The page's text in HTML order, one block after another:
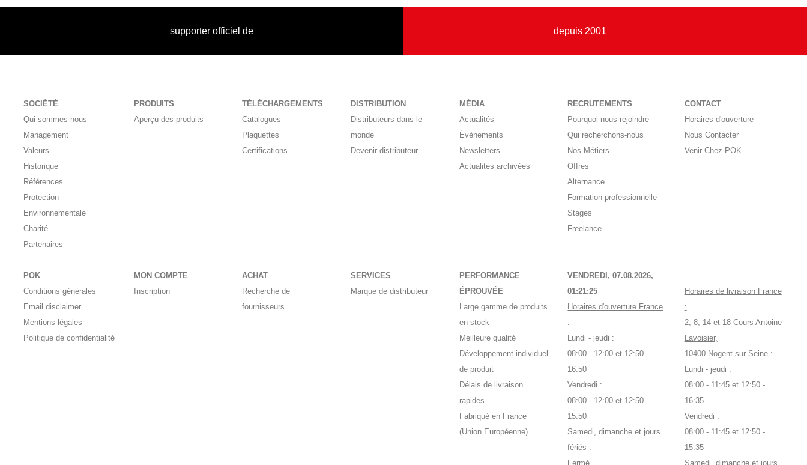
supporter officiel de depuis 2001
SOCIÉTÉ
Qui sommes nous
Management
Valeurs
Historique
Références
Protection
Environnementale
Charité
Partenaires
PRODUITS
Aperçu des produits
TÉLÉCHARGEMENTS
Catalogues
Plaquettes
Certifications
DISTRIBUTION
Distributeurs dans le
monde
Devenir distributeur
MÉDIA
Actualités
Évènements
Newsletters
Actualités archivées
RECRUTEMENTS
Pourquoi nous rejoindre
Qui recherchons-nous
Nos Métiers
Offres
Alternance
Formation professionnelle
Stages
Freelance
CONTACT
Horaires d'ouverture
Nous Contacter
Venir Chez POK
POK
Conditions générales
Email disclaimer
Mentions légales
Politique de confidentialité
MON COMPTE
Inscription
ACHAT
Recherche de
fournisseurs
SERVICES
Marque de distributeur
PERFORMANCE
ÉPROUVÉE
Large gamme de produits
en stock
Meilleure qualité
Développement individuel
de produit
Délais de livraison
rapides
Fabriqué en France
(Union Européenne)
VENDREDI, 07.08.2026,
01:21:25
Horaires d'ouverture France
:
Lundi - jeudi :
08:00 - 12:00 et 12:50 -
16:50
Vendredi :
08:00 - 12:00 et 12:50 -
15:50
Samedi, dimanche et jours
fériés :
Fermé
Horaires de livraison France
:
2, 8, 14 et 18 Cours Antoine
Lavoisier,
10400 Nogent-sur-Seine :
Lundi - jeudi :
08:00 - 11:45 et 12:50 -
16:35
Vendredi :
08:00 - 11:45 et 12:50 -
15:35
Samedi, dimanche et jours